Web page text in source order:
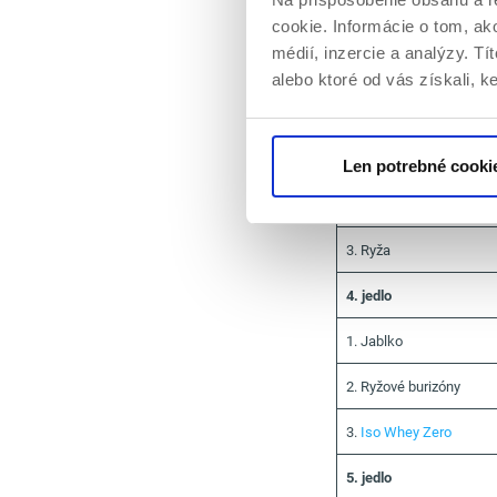
cookie. Informácie o tom,
médií, inzercie a analýzy.
alebo ktoré od vás získali,
Len potrebné
2. Jogurt 0%
3. jedlo
1. Filé z kuracích pŕs
3. Ryža
4. jedlo
1. Jablko
2. Ryžové burizóny
3. Iso Whey Zero
5. jedlo